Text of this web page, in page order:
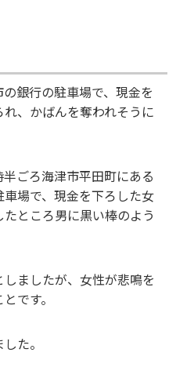
銀行の駐車場で、現金を
、かばんを奪われそうに
ごろ海津市平田町にある
場で、現金を下ろした女
ところ男に黒い棒のよう
ましたが、女性が悲鳴を
です。
た。